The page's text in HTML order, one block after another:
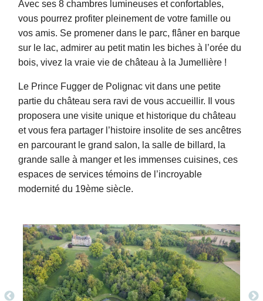
Avec ses 8 chambres lumineuses et confortables,
vous pourrez profiter pleinement de votre famille ou
vos amis. Se promener dans le parc, flâner en barque
sur le lac, admirer au petit matin les biches à l’orée du
bois, vivez la vraie vie de château à la Jumellière !
Le Prince Fugger de Polignac vit dans une petite
partie du château sera ravi de vous accueillir. Il vous
proposera une visite unique et historique du château
et vous fera partager l’histoire insolite de ses ancêtres
en parcourant le grand salon, la salle de billard, la
grande salle à manger et les immenses cuisines, ces
espaces de services témoins de l’incroyable
modernité du 19ème siècle.